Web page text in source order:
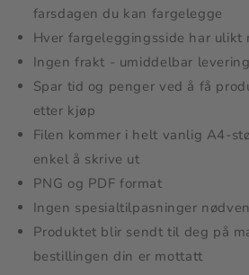
farsdagen du kan fargelegge
Hver fargeleggingsside har ulikt
Ingen frakt - umiddelbar levering
Spar tid og penger ved å få
etter kjøp
Filen kommer i helt vanlig A4-
enkel å skrive ut
PNG og PDF format
Ingen spesialtilpasninger
Produktet blir sendt til deg på
bestillingen din er mottatt